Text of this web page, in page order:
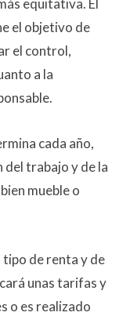
equitativa. El
el objetivo de
el control,
a la
cada año,
trabajo y de la
mueble o
tipo de renta y de
unas tarifas y
o es realizado